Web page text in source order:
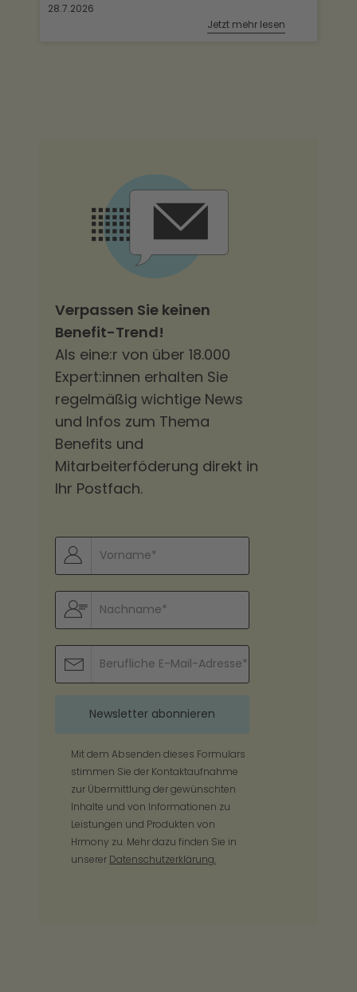
28.7.2026
Jetzt mehr lesen
Verpassen Sie keinen
Benefit-Trend!
Als eine:r von über 18.000
Expert:innen erhalten Sie
regelmäßig wichtige News
und Infos zum Thema
Benefits und
Mitarbeiterföderung direkt in
Ihr Postfach.
Mit dem Absenden dieses Formulars
stimmen Sie der Kontaktaufnahme
zur Übermittlung der gewünschten
Inhalte und von Informationen zu
Leistungen und Produkten von
Hrmony zu. Mehr dazu finden Sie in
unserer Datenschutzerklärung.